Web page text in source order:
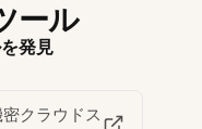
ール
発見
クラウドス